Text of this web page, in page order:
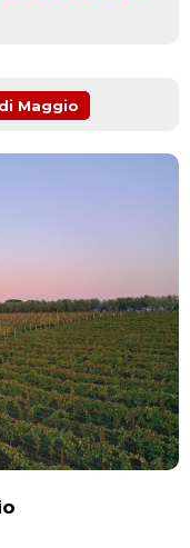
Maggio